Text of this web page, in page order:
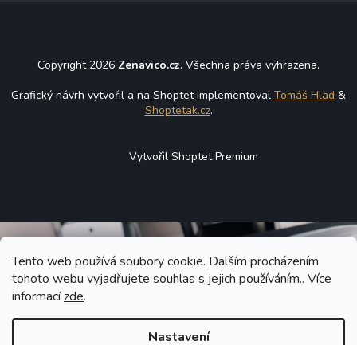
Tento web používá soubory cookie. Dalším procházením
tohoto webu vyjadřujete souhlas s jejich používáním.. Více
informacízde.
Nastavení
Copyright 2026 Zenavico.cz. Všechna práva vyhrazena.
Grafický návrh vytvořil a na Shoptet implementoval Tomáš Hlad &
Shoptetak.cz.
Vytvořil Shoptet Premium